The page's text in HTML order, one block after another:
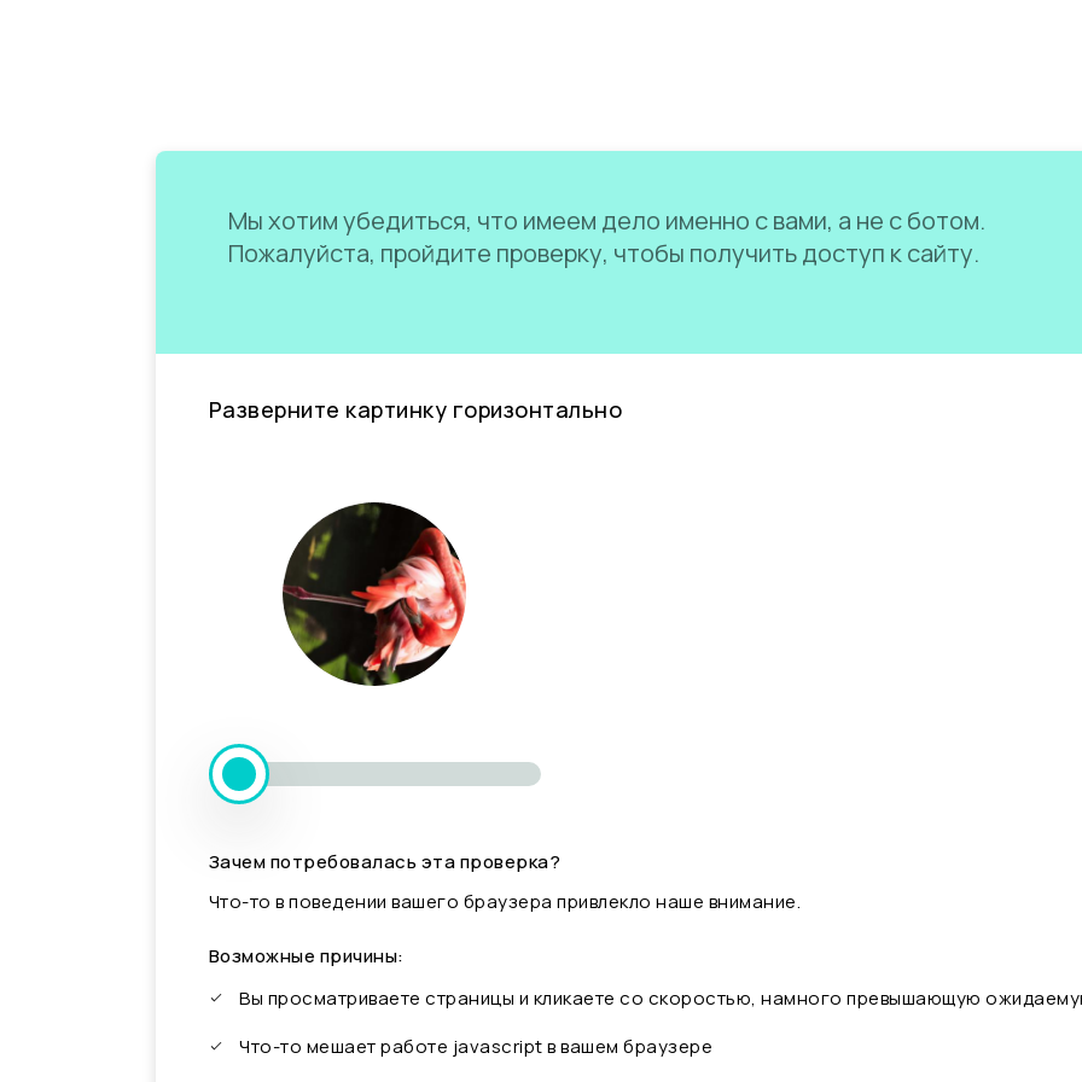
Мы хотим убедиться, что имеем дело именно с вами, а не с ботом.
Пожалуйста, пройдите проверку, чтобы получить доступ к сайту.
Разверните картинку горизонтально
Зачем потребовалась эта проверка?
Что-то в поведении вашего браузера привлекло наше внимание.
Возможные причины:
Вы просматриваете страницы и кликаете со скоростью, намного превышающую
Что-то мешает работе javascript в вашем браузере